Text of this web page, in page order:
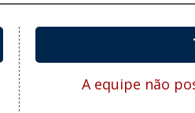
A equipe não